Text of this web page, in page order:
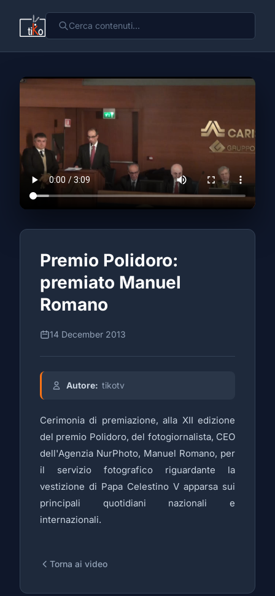
Premio Polidoro:
premiato Manuel
Romano
14 December 2013
Autore: tikotv
Cerimonia di premiazione, alla XII edizione
del premio Polidoro, del fotogiornalista, CEO
dell'Agenzia NurPhoto, Manuel Romano, per
il servizio fotografico riguardante la
vestizione di Papa Celestino V apparsa sui
principali quotidiani nazionali e
internazionali.
Torna ai video